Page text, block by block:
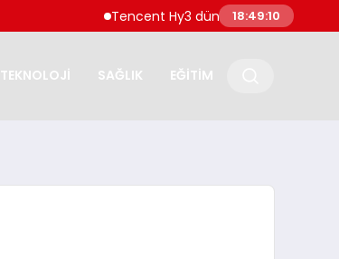
Tencent Hy3 dünya genelinde kullanıma
18:49:11
TEKNOLOJİ SAĞLIK EĞİTİM